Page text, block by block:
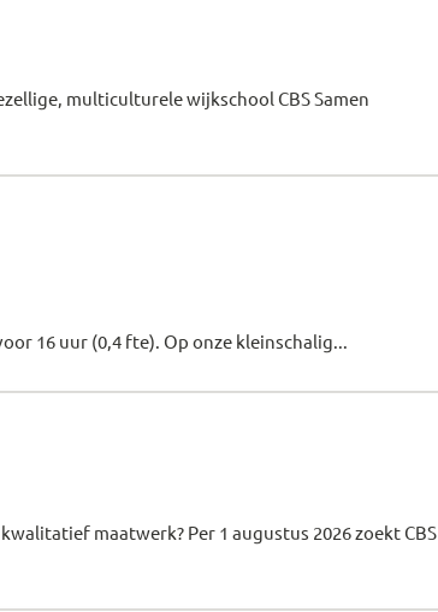
multiculturele wijkschool CBS Samen
16 uur (0,4 fte). Op onze kleinschalig...
maatwerk? Per 1 augustus 2026 zoekt CBS